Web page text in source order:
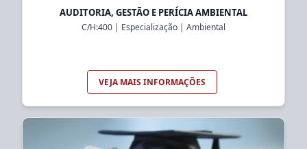
AUDITORIA, GESTÃO E PERÍCIA AMBIENTAL
C/H:400 | Especialização | Ambiental
VEJA MAIS INFORMAÇÕES